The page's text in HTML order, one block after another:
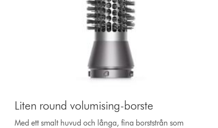
Liten round volumising-borste
Med ett smalt huvud och långa, fina borststrån som